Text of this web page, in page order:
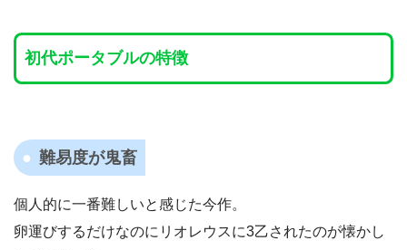
初代ポータブルの特徴
難易度が鬼畜
個人的に一番難しいと感じた今作。
卵運びするだけなのにリオレウスに3乙されたのが懐かし